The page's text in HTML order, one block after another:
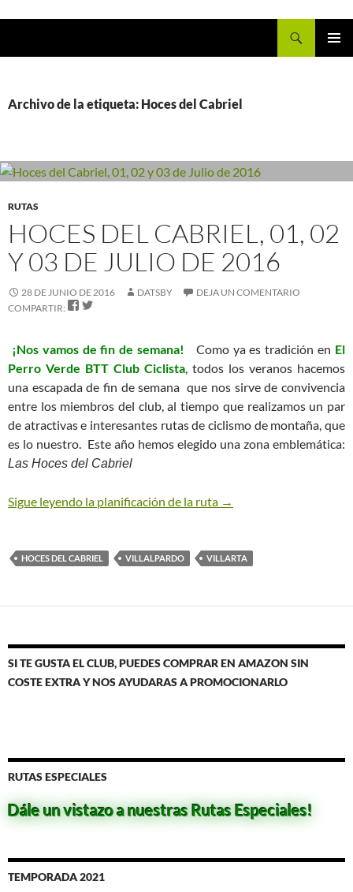
Archivo de la etiqueta: Hoces del Cabriel
RUTAS
HOCES DEL CABRIEL, 01, 02
Y 03 DE JULIO DE 2016
28 DE JUNIO DE 2016 DATSBY
DEJA UN COMENTARIO
COMPARTIR:  
¡Nos vamos de fin de semana! Como ya es tradición en El
Perro Verde BTT Club Ciclista, todos los veranos hacemos
una escapada de fin de semana que nos sirve de convivencia
entre los miembros del club, al tiempo que realizamos un par
de atractivas e interesantes rutas de ciclismo de montaña, que
es lo nuestro. Este año hemos elegido una zona emblemática:
Las Hoces del Cabriel
Sigue leyendo la planificación de la ruta →
HOCES DEL CABRIEL VILLALPARDO VILLARTA
SI TE GUSTA EL CLUB, PUEDES COMPRAR EN AMAZON SIN
COSTE EXTRA Y NOS AYUDARAS A PROMOCIONARLO
RUTAS ESPECIALES
Dále un vistazo a nuestras Rutas Especiales!
TEMPORADA 2021